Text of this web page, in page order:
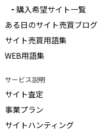
購入希望サイト一覧
ある日のサイト売買ブログ
サイト売買用語集
WEB用語集
サービス説明
サイト査定
事業プラン
サイトハンティング